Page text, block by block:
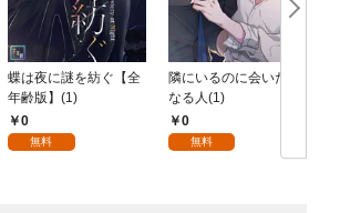
蝶は夜に謎を紡ぐ【全
年齢版】(1)
0
無料
隣にいるのに会いたく
なる人(1)
0
無料